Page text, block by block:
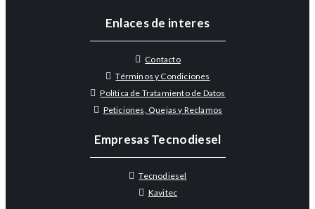
Enlaces de interes
Contacto
Términos y Condiciones
Política de Tratamiento de Datos
Peticiones, Quejas y Reclamos
Empresas Tecnodiesel
Tecnodiesel
Kavitec